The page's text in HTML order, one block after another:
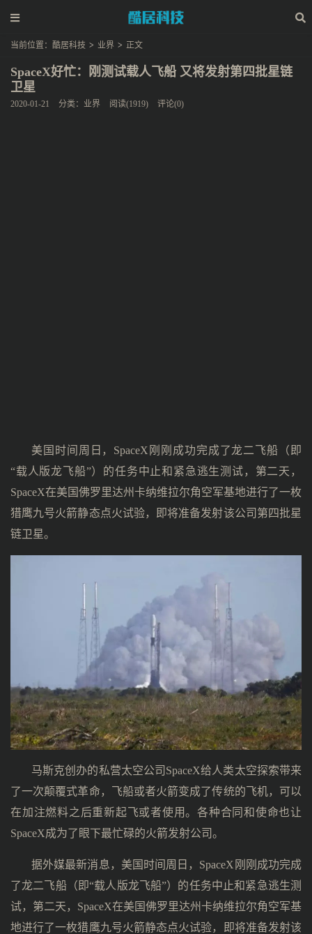
当前位置： 酷居科技 > 业界 > 正文
SpaceX好忙：刚测试载人飞船 又将发射第四批星链
卫星
2020-01-21 分类： 业界 阅读(1919) 评论(0)
美国时间周日，SpaceX刚刚成功完成了龙二飞船（即
“载人版龙飞船”）的任务中止和紧急逃生测试，第二天，
SpaceX在美国佛罗里达州卡纳维拉尔角空军基地进行了一枚
猎鹰九号火箭静态点火试验，即将准备发射该公司第四批星
链卫星。
马斯克创办的私营太空公司SpaceX给人类太空探索带来
了一次颠覆式革命，飞船或者火箭变成了传统的飞机，可以
在加注燃料之后重新起飞或者使用。各种合同和使命也让
SpaceX成为了眼下最忙碌的火箭发射公司。
据外媒最新消息，美国时间周日，SpaceX刚刚成功完成
了龙二飞船（即“载人版龙飞船”）的任务中止和紧急逃生测
试，第二天，SpaceX在美国佛罗里达州卡纳维拉尔角空军基
地进行了一枚猎鹰九号火箭静态点火试验，即将准备发射该